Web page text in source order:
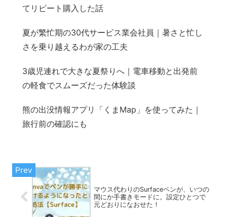
てリピート購入した話
夏が繁忙期の30代サービス業会社員｜暑さと忙し
さを乗り越えるわが家の工夫
3歳児連れで大きな夏祭りへ｜電車移動と出発前
の軽食でスムーズだった体験談
熊の出没情報アプリ「くまMap」を使ってみた｜
旅行前の確認にも
マウス代わりのSurfaceペンが、いつの
間にか手書きモードに。設定ひとつで
元どおりになおせた！